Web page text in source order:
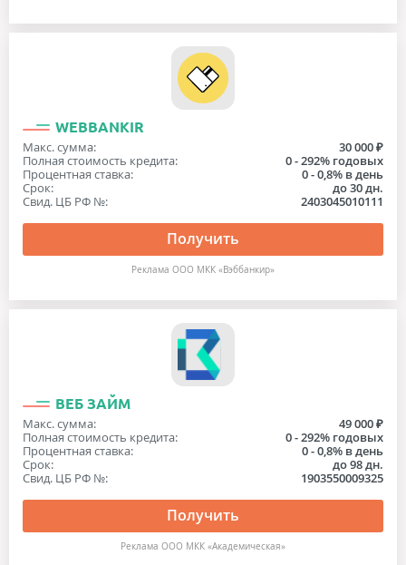
WEBBANKIR
Макс. сумма:
30 000 ₽
Полная стоимость кредита:
0 - 292% годовых
Процентная ставка:
0 - 0,8% в день
Срок:
до 30 дн.
Свид. ЦБ РФ №:
2403045010111
Получить
Реклама ООО МКК «Вэббанкир»
ВЕБ ЗАЙМ
Макс. сумма:
49 000 ₽
Полная стоимость кредита:
0 - 292% годовых
Процентная ставка:
0 - 0,8% в день
Срок:
до 98 дн.
Свид. ЦБ РФ №:
1903550009325
Получить
Реклама ООО МКК «Академическая»